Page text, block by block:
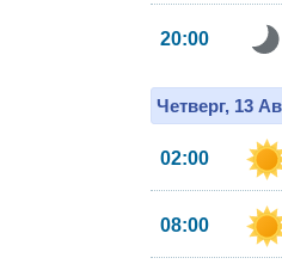
20:00
Четверг, 13
02:00
08:00